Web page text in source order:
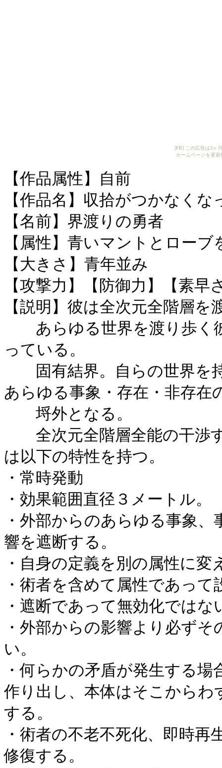
[PR] この広告は3ヶ
ホームページを更
【作品属性】自前
【作品名】収拾がつかなくな
【名前】界渡りの勇者
【属性】青いマントとロー
【大きさ】青年並み
【攻撃力】【防御力】【素
【説明】彼は全次元全階層
あらゆる世界を渡り歩く
っている。
固有結界。自らの世界を
あらゆる事象・存在・非存在
埒外となる。
全次元全階層全能の干渉
は以下の特性を持つ。
・常時発動
・効果範囲直径３メートル。
・外部からのあらゆる事象
響を遮断する。
・自身の定義を別の属性に変
・術者を含めて属性であって
・遮断であって無効化ではな
・外部からの影響より必ず
い。
・何らかの矛盾が発生する
作り出し、本体はそこから
する。
・術者の不老不死化、即時
修復する。